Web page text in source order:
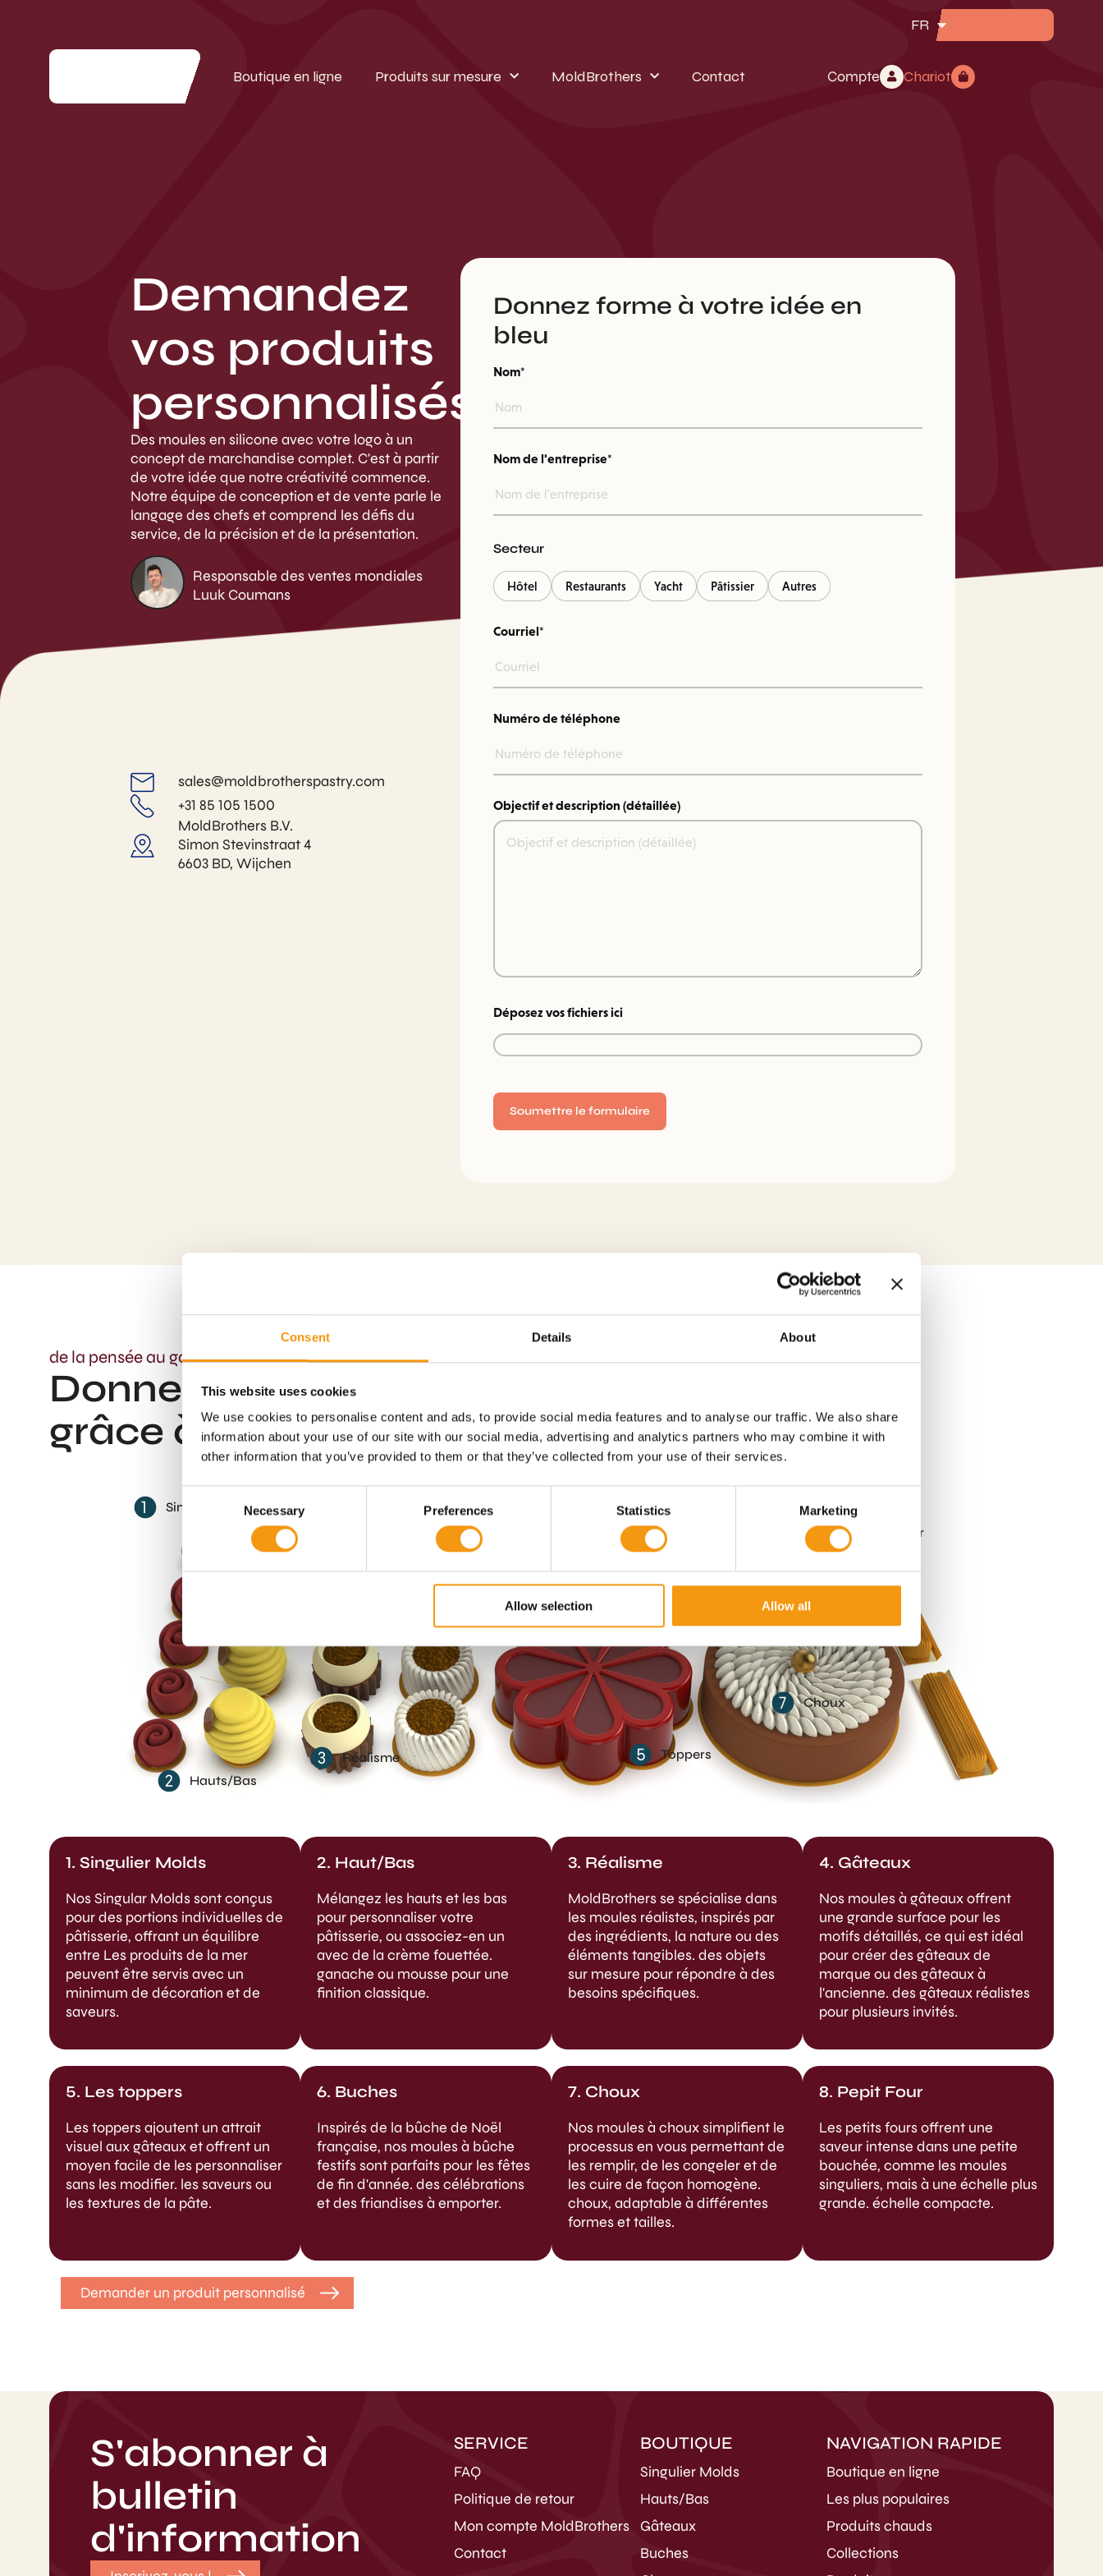
Consent Details About
This website uses cookies
We use cookies to personalise content and ads, to provide social media features and to analyse our traffic. We also share
information about your use of our site with our social media, advertising and analytics partners who may combine it with
other information that you’ve provided to them or that they’ve collected from your use of their services.
Necessary Preferences Statistics Marketing
Allow selection Allow all
FR
Boutique en ligne Produits sur mesure MoldBrothers Contact Compte Chariot
Demandez
vos produits
personnalisés
Des moules en silicone avec votre logo à un
concept de marchandise complet. C'est à partir
de votre idée que notre créativité commence.
Notre équipe de conception et de vente parle le
langage des chefs et comprend les défis du
service, de la précision et de la présentation.
Responsable des ventes mondiales
Luuk Coumans
sales@moldbrotherspastry.com
+31 85 105 1500
MoldBrothers B.V.
Simon Stevinstraat 4
6603 BD, Wijchen
Donnez forme à votre idée en
bleu
Nom*
Nom de l'entreprise*
Secteur
Hôtel Restaurants Yacht Pâtissier Autres
Courriel*
Numéro de téléphone
Objectif et description (détaillée)
Déposez vos fichiers ici
de la pensée au goût
Donnez forme à votre signature
grâce à nos solutions
1 Singulier Molds
2 Hauts/Bas
3 Réalisme 5 Toppers
7 Choux
8 Petit Four
1. Singulier Molds
Nos Singular Molds sont conçus
pour des portions individuelles de
pâtisserie, offrant un équilibre
entre Les produits de la mer
peuvent être servis avec un
minimum de décoration et de
saveurs.
2. Haut/Bas
Mélangez les hauts et les bas
pour personnaliser votre
pâtisserie, ou associez-en un
avec de la crème fouettée.
ganache ou mousse pour une
finition classique.
3. Réalisme
MoldBrothers se spécialise dans
les moules réalistes, inspirés par
des ingrédients, la nature ou des
éléments tangibles. des objets
sur mesure pour répondre à des
besoins spécifiques.
4. Gâteaux
Nos moules à gâteaux offrent
une grande surface pour les
motifs détaillés, ce qui est idéal
pour créer des gâteaux de
marque ou des gâteaux à
l'ancienne. des gâteaux réalistes
pour plusieurs invités.
5. Les toppers
Les toppers ajoutent un attrait
visuel aux gâteaux et offrent un
moyen facile de les personnaliser
sans les modifier. les saveurs ou
les textures de la pâte.
6. Buches
Inspirés de la bûche de Noël
française, nos moules à bûche
festifs sont parfaits pour les fêtes
de fin d'année. des célébrations
et des friandises à emporter.
7. Choux
Nos moules à choux simplifient le
processus en vous permettant de
les remplir, de les congeler et de
les cuire de façon homogène.
choux, adaptable à différentes
formes et tailles.
8. Pepit Four
Les petits fours offrent une
saveur intense dans une petite
bouchée, comme les moules
singuliers, mais à une échelle plus
grande. échelle compacte.
Demander un produit personnalisé
S'abonner à
bulletin
d'information
SERVICE
FAQ
Politique de retour
Mon compte MoldBrothers
Contact
BOUTIQUE
Singulier Molds
Hauts/Bas
Gâteaux
Buches
NAVIGATION RAPIDE
Boutique en ligne
Les plus populaires
Produits chauds
Collections